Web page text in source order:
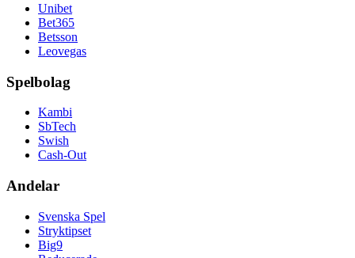
Unibet
Bet365
Betsson
Leovegas
Spelbolag
Kambi
SbTech
Swish
Cash-Out
Andelar
Svenska Spel
Stryktipset
Big9